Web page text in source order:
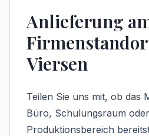
Anlieferung
Viersen
Teilen Sie uns mit, ob das
Büro, Schulungsraum oder
Produktionsbereich